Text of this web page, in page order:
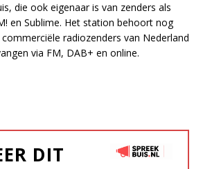
die ook eigenaar is van zenders als
en Sublime. Het station behoort nog
radiozenders van Nederland
via FM, DAB+ en online.
DIT